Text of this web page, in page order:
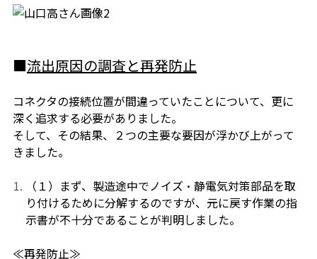
■流出原因の調査と再発防止
コネクタの接続位置が間違っていたことについて、更に
深く追求する必要がありました。
そして、その結果、２つの主要な要因が浮かび上がって
きました。
（１）まず、製造途中でノイズ・静電気対策部品を取
り付けるために分解するのですが、元に戻す作業の指
示書が不十分であることが判明しました。
≪再発防止≫